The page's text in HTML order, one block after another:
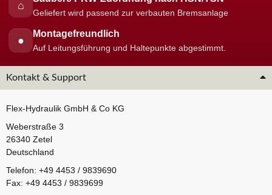
⌂
Geliefert wird passend zur verbauten Bremsanlage
●
Montagefreundlich
Auf Leitungsführung und Haltepunkte abgestimmt.
Kontakt & Support
Flex-Hydraulik GmbH & Co KG
Weberstraße 3
26340 Zetel
Deutschland
Telefon: +49 4453 / 9839690
Fax: +49 4453 / 9839699